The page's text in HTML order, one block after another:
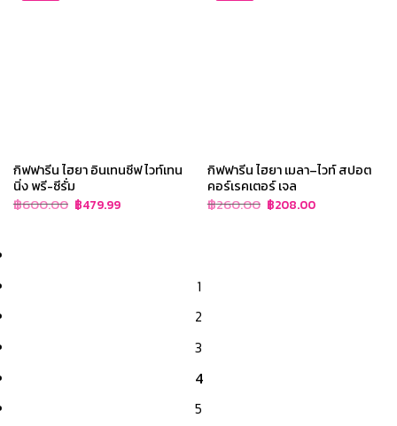
กิฟฟารีน ไฮยา อินเทนซีฟ ไวท์เทน
นิ่ง พรี-ซีรั่ม
฿600.00 Original
price
฿479.99Current
price
กิฟฟารีน ไฮยา เมลา–ไวท์ สปอต
คอร์เรคเตอร์ เจล
฿260.00 Original
price
฿208.00Current
price
1
2
3
4
5